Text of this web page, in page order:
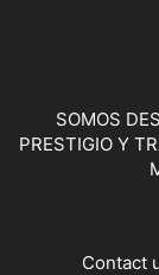
SOMOS
PRESTIGIO Y
Contact